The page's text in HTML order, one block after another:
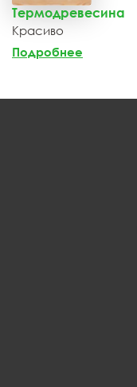
Термодревесина
Красиво
Подробнее